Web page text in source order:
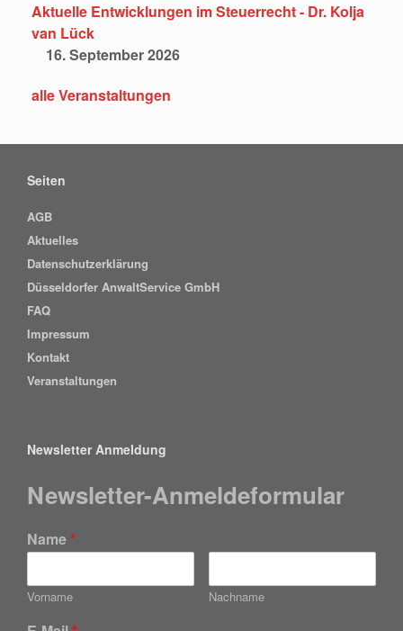
Aktuelle Entwicklungen im Steuerrecht - Dr. Kolja
van Lück
16. September 2026
alle Veranstaltungen
Seiten
AGB
Aktuelles
Datenschutzerklärung
Düsseldorfer AnwaltService GmbH
FAQ
Impressum
Kontakt
Veranstaltungen
Newsletter Anmeldung
Newsletter-Anmeldeformular
Name *
Vorname Nachname